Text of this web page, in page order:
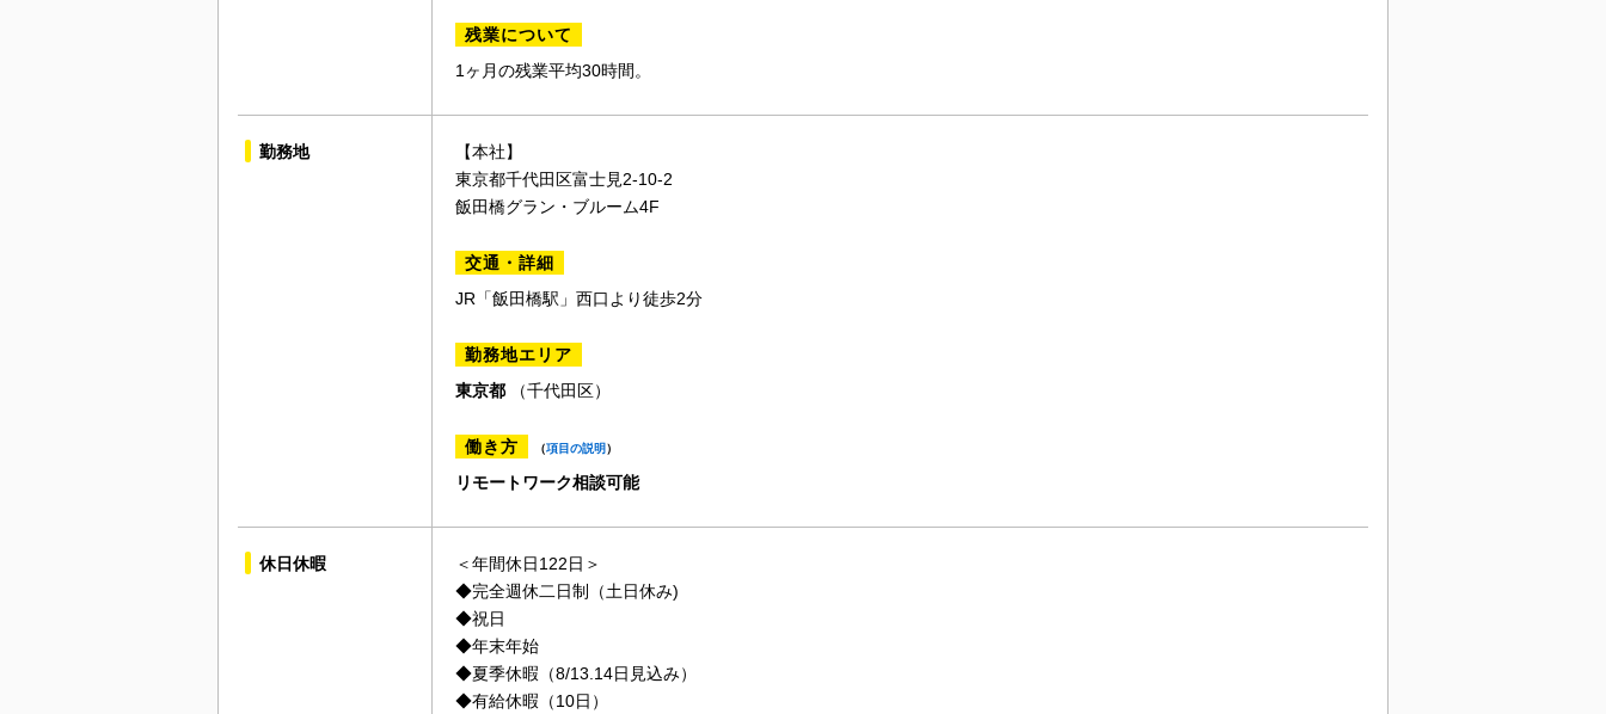
残業について
1ヶ月の残業平均30時間。
勤務地
【本社】
東京都千代田区富士見2-10-2
飯田橋グラン・ブルーム4F
交通・詳細
JR「飯田橋駅」西口より徒歩2分
勤務地エリア
東京都 （千代田区）
働き方 （項目の説明）
リモートワーク相談可能
休日休暇
＜年間休日122日＞
◆完全週休二日制（土日休み)
◆祝日
◆年末年始
◆夏季休暇（8/13.14日見込み）
◆有給休暇（10日）